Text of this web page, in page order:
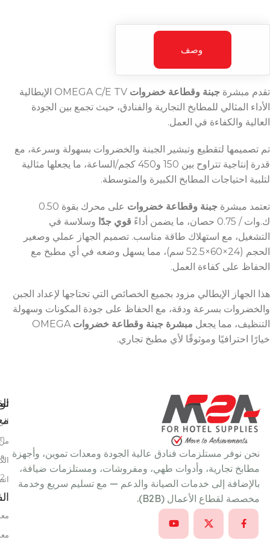
وصف
تقدم مبشرةجبنة وقطاعة خضروات
OMEGA C/E TV الإيطالية
الأداء المثالي للمطابخ التجارية والفنادق، حيث تجمع بين الجودة
العالية والكفاءة في العمل.
تم تصميمها لتقطيع وتبشير الجبنة والخضروات بسهولة وسرعة، مع
قدرة إنتاجية تتراوح بين 150 و450 كجم/الساعة، ما يجعلها مثالية
لتلبية احتياجات المطابخ الكبيرة والمتوسطة.
تعتمد مبشرةجبنة وقطاعة خضروات
على محرك بقوة 0.50
ك.وات / 0.75 حصان، ما يضمن أداءً
قوي جدًا وسلاسة في
التشغيل، مع استهلاك طاقة مناسب. تصميم الجهاز عملي وصغير
الحجم (24×60×52.5 سم)، مما يسهل وضعه في أي مطبخ مع
الحفاظ على كفاءة العمل.
هذا الجهاز الإيطالي مزود بجميع الخصائص التي تحتاجها لإعداد الجبن
والخضروات بسرعة ودقة، مع الحفاظ على جودة المكونات وسهولة
التنظيف، مما يجعل مبشرة جبنة وقطاعة خضروات OMEGA
خيارًا احترافيًا وموثوقًا لأي مطبخ تجاري.
نحن نوفر مستلزمات فنادق عالية الجودة ومعدات تموين، وأجهزة
مطابخ تجارية، وأدوات طهي، ومفروشات، ومستلزمات ضيافة،
بالإضافة إلى خدمات الصيانة والدعم — مع تسليم سريع وخدمة
مخصصة لقطاع الأعمال (B2B).
٩ شارع سعد الدين عمر، خلف بتروجيت، النزهة الجديدة، القاهرة، مصر